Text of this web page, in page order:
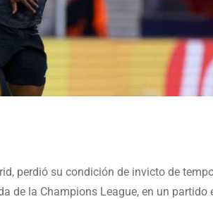
perdió su condición de invicto de
de la Champions League, en un partido